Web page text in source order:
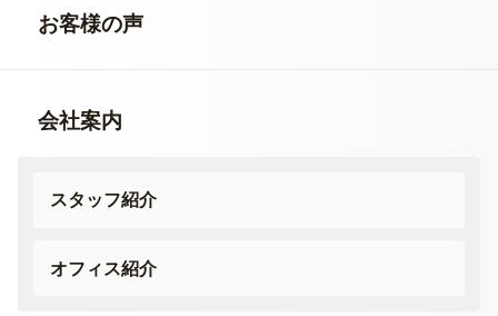
お客様の声
会社案内
スタッフ紹介
オフィス紹介